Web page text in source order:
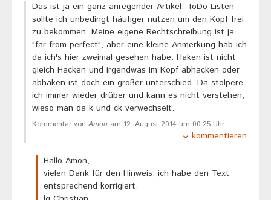
Das ist ja ein ganz anregender Artikel. ToDo-Listen
sollte ich unbedingt häufiger nutzen um den Kopf frei
zu bekommen. Meine eigene Rechtschreibung ist ja
"far from perfect", aber eine kleine Anmerkung hab ich
da ich's hier zweimal gesehen habe: Haken ist nicht
gleich Hacken und irgendwas im Kopf abhacken oder
abhaken ist doch ein großer unterschied. Da stolpere
ich immer wieder drüber und kann es nicht verstehen,
wieso man da k und ck verwechselt.
Kommentar von Amon am 12. August 2014 um 00:25 Uhr
kommentieren
Hallo Amon,
vielen Dank für den Hinweis, ich habe den Text
entsprechend korrigiert.